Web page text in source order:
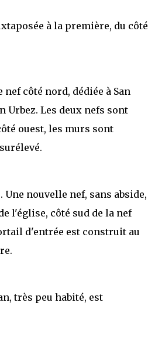
à la première, du côté
côté nord, dédiée à San
Urbez. Les deux nefs sont
ouest, les murs sont
nouvelle nef, sans abside,
l'église, côté sud de la nef
d'entrée est construit au
très peu habité, est